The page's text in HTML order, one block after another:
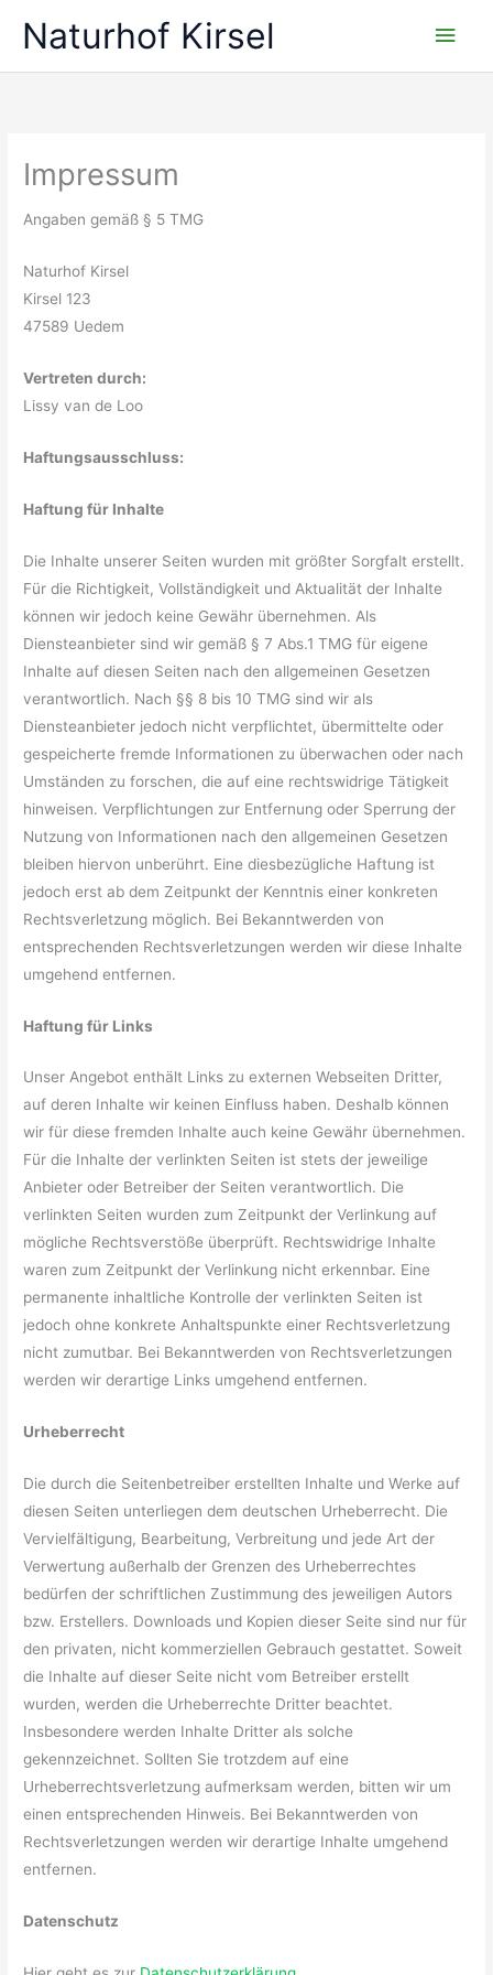
InhaltNaturhof Kirsel
Impressum
Angaben gemäß § 5 TMG
Naturhof Kirsel
Kirsel 123
47589 Uedem
Vertreten durch:
Lissy van de Loo
Haftungsausschluss:
Haftung für Inhalte
Die Inhalte unserer Seiten wurden mit größter Sorgfalt erstellt.
Für die Richtigkeit, Vollständigkeit und Aktualität der Inhalte
können wir jedoch keine Gewähr übernehmen. Als
Diensteanbieter sind wir gemäß § 7 Abs.1 TMG für eigene
Inhalte auf diesen Seiten nach den allgemeinen Gesetzen
verantwortlich. Nach §§ 8 bis 10 TMG sind wir als
Diensteanbieter jedoch nicht verpflichtet, übermittelte oder
gespeicherte fremde Informationen zu überwachen oder nach
Umständen zu forschen, die auf eine rechtswidrige Tätigkeit
hinweisen. Verpflichtungen zur Entfernung oder Sperrung der
Nutzung von Informationen nach den allgemeinen Gesetzen
bleiben hiervon unberührt. Eine diesbezügliche Haftung ist
jedoch erst ab dem Zeitpunkt der Kenntnis einer konkreten
Rechtsverletzung möglich. Bei Bekanntwerden von
entsprechenden Rechtsverletzungen werden wir diese Inhalte
umgehend entfernen.
Haftung für Links
Unser Angebot enthält Links zu externen Webseiten Dritter,
auf deren Inhalte wir keinen Einfluss haben. Deshalb können
wir für diese fremden Inhalte auch keine Gewähr übernehmen.
Für die Inhalte der verlinkten Seiten ist stets der jeweilige
Anbieter oder Betreiber der Seiten verantwortlich. Die
verlinkten Seiten wurden zum Zeitpunkt der Verlinkung auf
mögliche Rechtsverstöße überprüft. Rechtswidrige Inhalte
waren zum Zeitpunkt der Verlinkung nicht erkennbar. Eine
permanente inhaltliche Kontrolle der verlinkten Seiten ist
jedoch ohne konkrete Anhaltspunkte einer Rechtsverletzung
nicht zumutbar. Bei Bekanntwerden von Rechtsverletzungen
werden wir derartige Links umgehend entfernen.
Urheberrecht
Die durch die Seitenbetreiber erstellten Inhalte und Werke auf
diesen Seiten unterliegen dem deutschen Urheberrecht. Die
Vervielfältigung, Bearbeitung, Verbreitung und jede Art der
Verwertung außerhalb der Grenzen des Urheberrechtes
bedürfen der schriftlichen Zustimmung des jeweiligen Autors
bzw. Erstellers. Downloads und Kopien dieser Seite sind nur für
den privaten, nicht kommerziellen Gebrauch gestattet. Soweit
die Inhalte auf dieser Seite nicht vom Betreiber erstellt
wurden, werden die Urheberrechte Dritter beachtet.
Insbesondere werden Inhalte Dritter als solche
gekennzeichnet. Sollten Sie trotzdem auf eine
Urheberrechtsverletzung aufmerksam werden, bitten wir um
einen entsprechenden Hinweis. Bei Bekanntwerden von
Rechtsverletzungen werden wir derartige Inhalte umgehend
entfernen.
Datenschutz